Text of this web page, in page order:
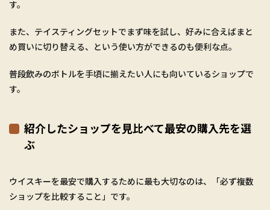
す。
また、テイスティングセットでまず味を試し、好みに合えばまと
め買いに切り替える、という使い方ができるのも便利な点。
普段飲みのボトルを手頃に揃えたい人にも向いているショップで
す。
紹介したショップを見比べて最安の購入先を選
ぶ
ウイスキーを最安で購入するために最も大切なのは、「必ず複数
ショップを比較すること」です。